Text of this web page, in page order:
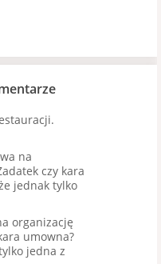
na
czy kara
jednak tylko
organizację
umowna?
jedna z